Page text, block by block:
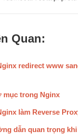
Quan:
redirect www
mục trong Nginx
làm Reverse
dẫn quan trọng